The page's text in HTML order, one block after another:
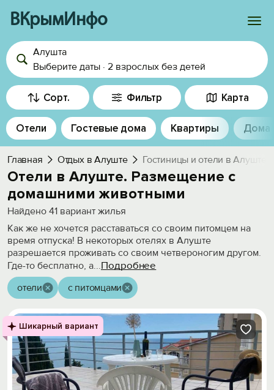
ВКрымИнфо
Войти
Избранное
История просмотра
Добавить свой объект
Алушта
Выберите даты · 2 взрослых без детей
Сорт. Фильтр Карта
Отели Гостевые дома Квартиры Дома
Главная Отдых в Алуште Гостиницы и отели в Алуште
Отели в Алуште. Размещение с
домашними животными
Найдено 41 вариант жилья
Как же не хочется расставаться со своим питомцем на
время отпуска! В некоторых отелях в Алуште
разрешается проживать со своим четвероногим другом.
Где-то бесплатно, а...Подробнее
отели с питомцами
Шикарный вариант